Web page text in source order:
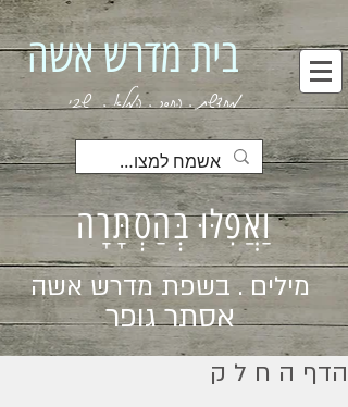
בית מדרש אשה
מחדשת . החסר . המלא . שבי
וַאֲפִלּוּ בְּהַסְתָּרָה
מילים . בשפת מדרש אשה
אסתר גופר
הדף ה ח ל ק